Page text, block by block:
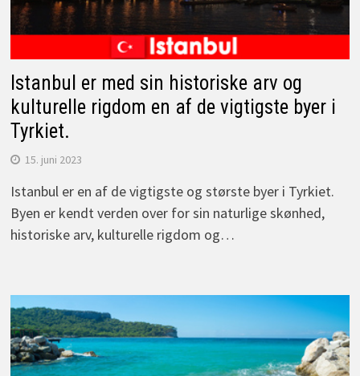
Istanbul er med sin historiske arv og
kulturelle rigdom en af de vigtigste byer i
Tyrkiet.
15. juni 2023
Istanbul er en af de vigtigste og største byer i Tyrkiet.
Byen er kendt verden over for sin naturlige skønhed,
historiske arv, kulturelle rigdom og…